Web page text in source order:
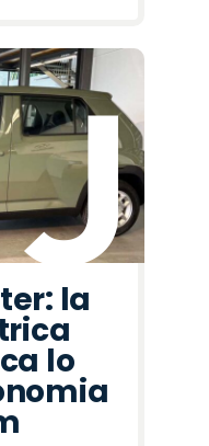
la
lo